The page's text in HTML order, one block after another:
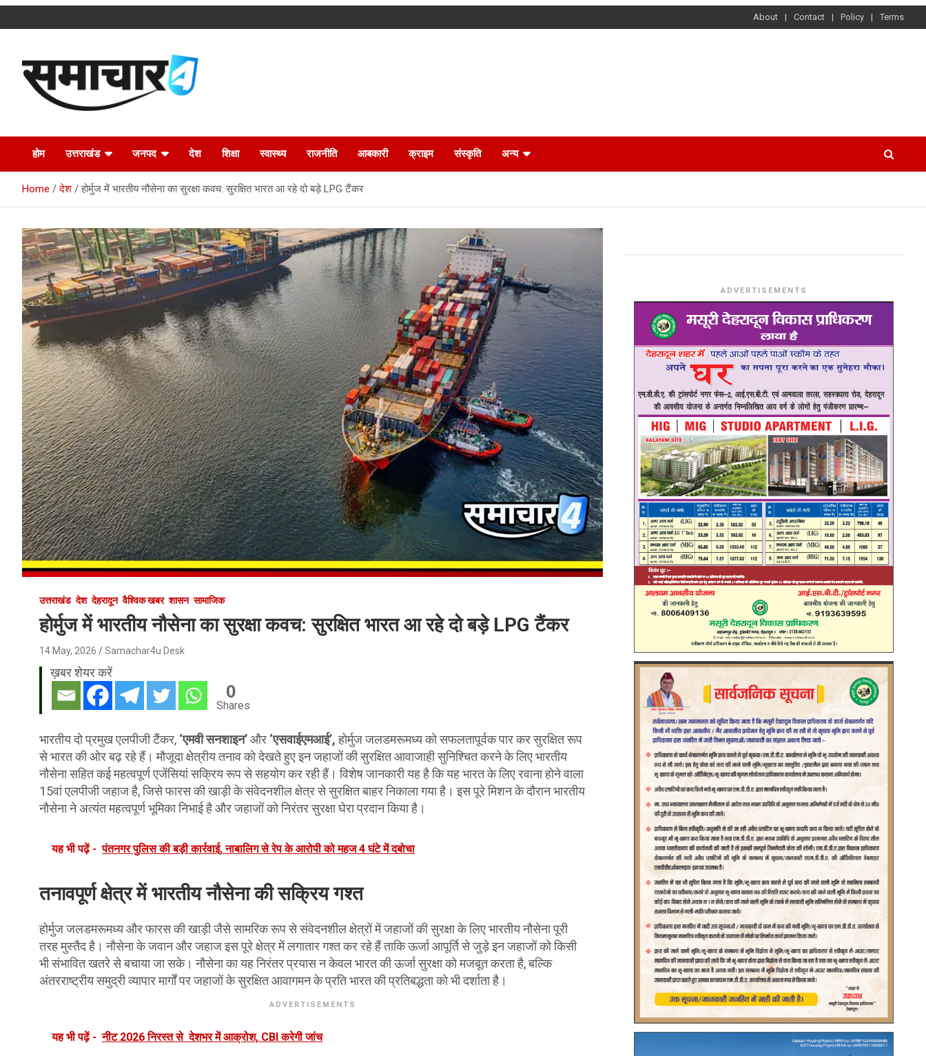
to
About Contact Policy Terms
Samachar4u
होम उत्तराखंड जनपद देश शिक्षा स्वास्थ्य राजनीति आबकारी क्राइम संस्कृति अन्य
Home देश होर्मुज में भारतीय नौसेना का सुरक्षा कवच: सुरक्षित भारत आ रहे दो बड़े LPG टैंकर
उत्तराखंड देश देहरादून वैश्विक खबर शासन सामाजिक
होर्मुज में भारतीय नौसेना का सुरक्षा कवच: सुरक्षित भारत आ रहे दो बड़े LPG टैंकर
14 May, 2026 Samachar4u Desk
ख़बर शेयर करें
0
Shares
भारतीय दो प्रमुख एलपीजी टैंकर, ‘एमवी सनशाइन’और ‘एसवाईएमआई’,होर्मुज जलडमरूमध्य को सफलतापूर्वक पार कर सुरक्षित रूप
से भारत की ओर बढ़ रहे हैं। मौजूदा क्षेत्रीय तनाव को देखते हुए इन जहाजों की सुरक्षित आवाजाही सुनिश्चित करने के लिए भारतीय
नौसेना सहित कई महत्वपूर्ण एजेंसियां सक्रिय रूप से सहयोग कर रही हैं। विशेष जानकारी यह है कि यह भारत के लिए रवाना होने वाला
15वां एलपीजी जहाज है, जिसे फारस की खाड़ी के संवेदनशील क्षेत्र से सुरक्षित बाहर निकाला गया है। इस पूरे मिशन के दौरान भारतीय
नौसेना ने अत्यंत महत्वपूर्ण भूमिका निभाई है और जहाजों को निरंतर सुरक्षा घेरा प्रदान किया है।
यह भी पढ़ें - पंतनगर पुलिस की बड़ी कार्रवाई, नाबालिग से रेप के आरोपी को महज 4 घंटे में दबोचा
तनावपूर्ण क्षेत्र में भारतीय नौसेना की सक्रिय गश्त
होर्मुज जलडमरूमध्य और फारस की खाड़ी जैसे सामरिक रूप से संवेदनशील क्षेत्रों में जहाजों की सुरक्षा के लिए भारतीय नौसेना पूरी
तरह मुस्तैद है । नौसेना के जवान और जहाज इस पूरे क्षेत्र में लगातार गश्त कर रहे हैं ताकि ऊर्जा आपूर्ति से जुड़े इन जहाजों को किसी
भी संभावित खतरे से बचाया जा सके। नौसेना का यह निरंतर प्रयास न केवल भारत की ऊर्जा सुरक्षा को मजबूत करता है, बल्कि
अंतरराष्ट्रीय समुद्री व्यापार मार्गों पर जहाजों के सुरक्षित आवागमन के प्रति भारत की प्रतिबद्धता को भी दर्शाता है ।
ADVERTISEMENTS
यह भी पढ़ें - नीट 2026 निरस्त से देशभर में आक्रोश, CBI करेगी जांच
ADVERTISEMENTS